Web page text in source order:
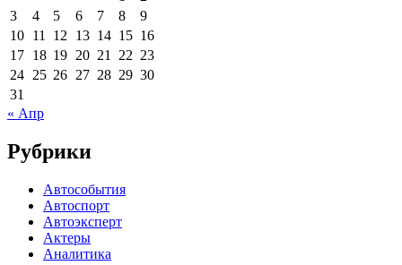
3
4 5 6 7 8
9
10 11 12 13 14 15 16
17 18 19 20 21 22 23
24 25 26 27 28 29 30
31
« Апр
Рубрики
Автособытия
Автоспорт
Автоэксперт
Актеры
Аналитика